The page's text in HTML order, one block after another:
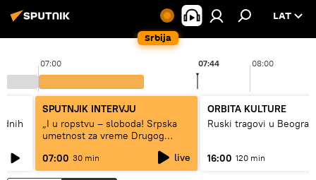
Srbija
LAT
07:00 08:00
07:44
SPUTNJIK INTERVJU
„I u ropstvu – sloboda! Srpska
umetnost za vreme Drugog
07:00 30 min live
ORBITA KULTURE
Ruski tragovi u
16:00 120 min